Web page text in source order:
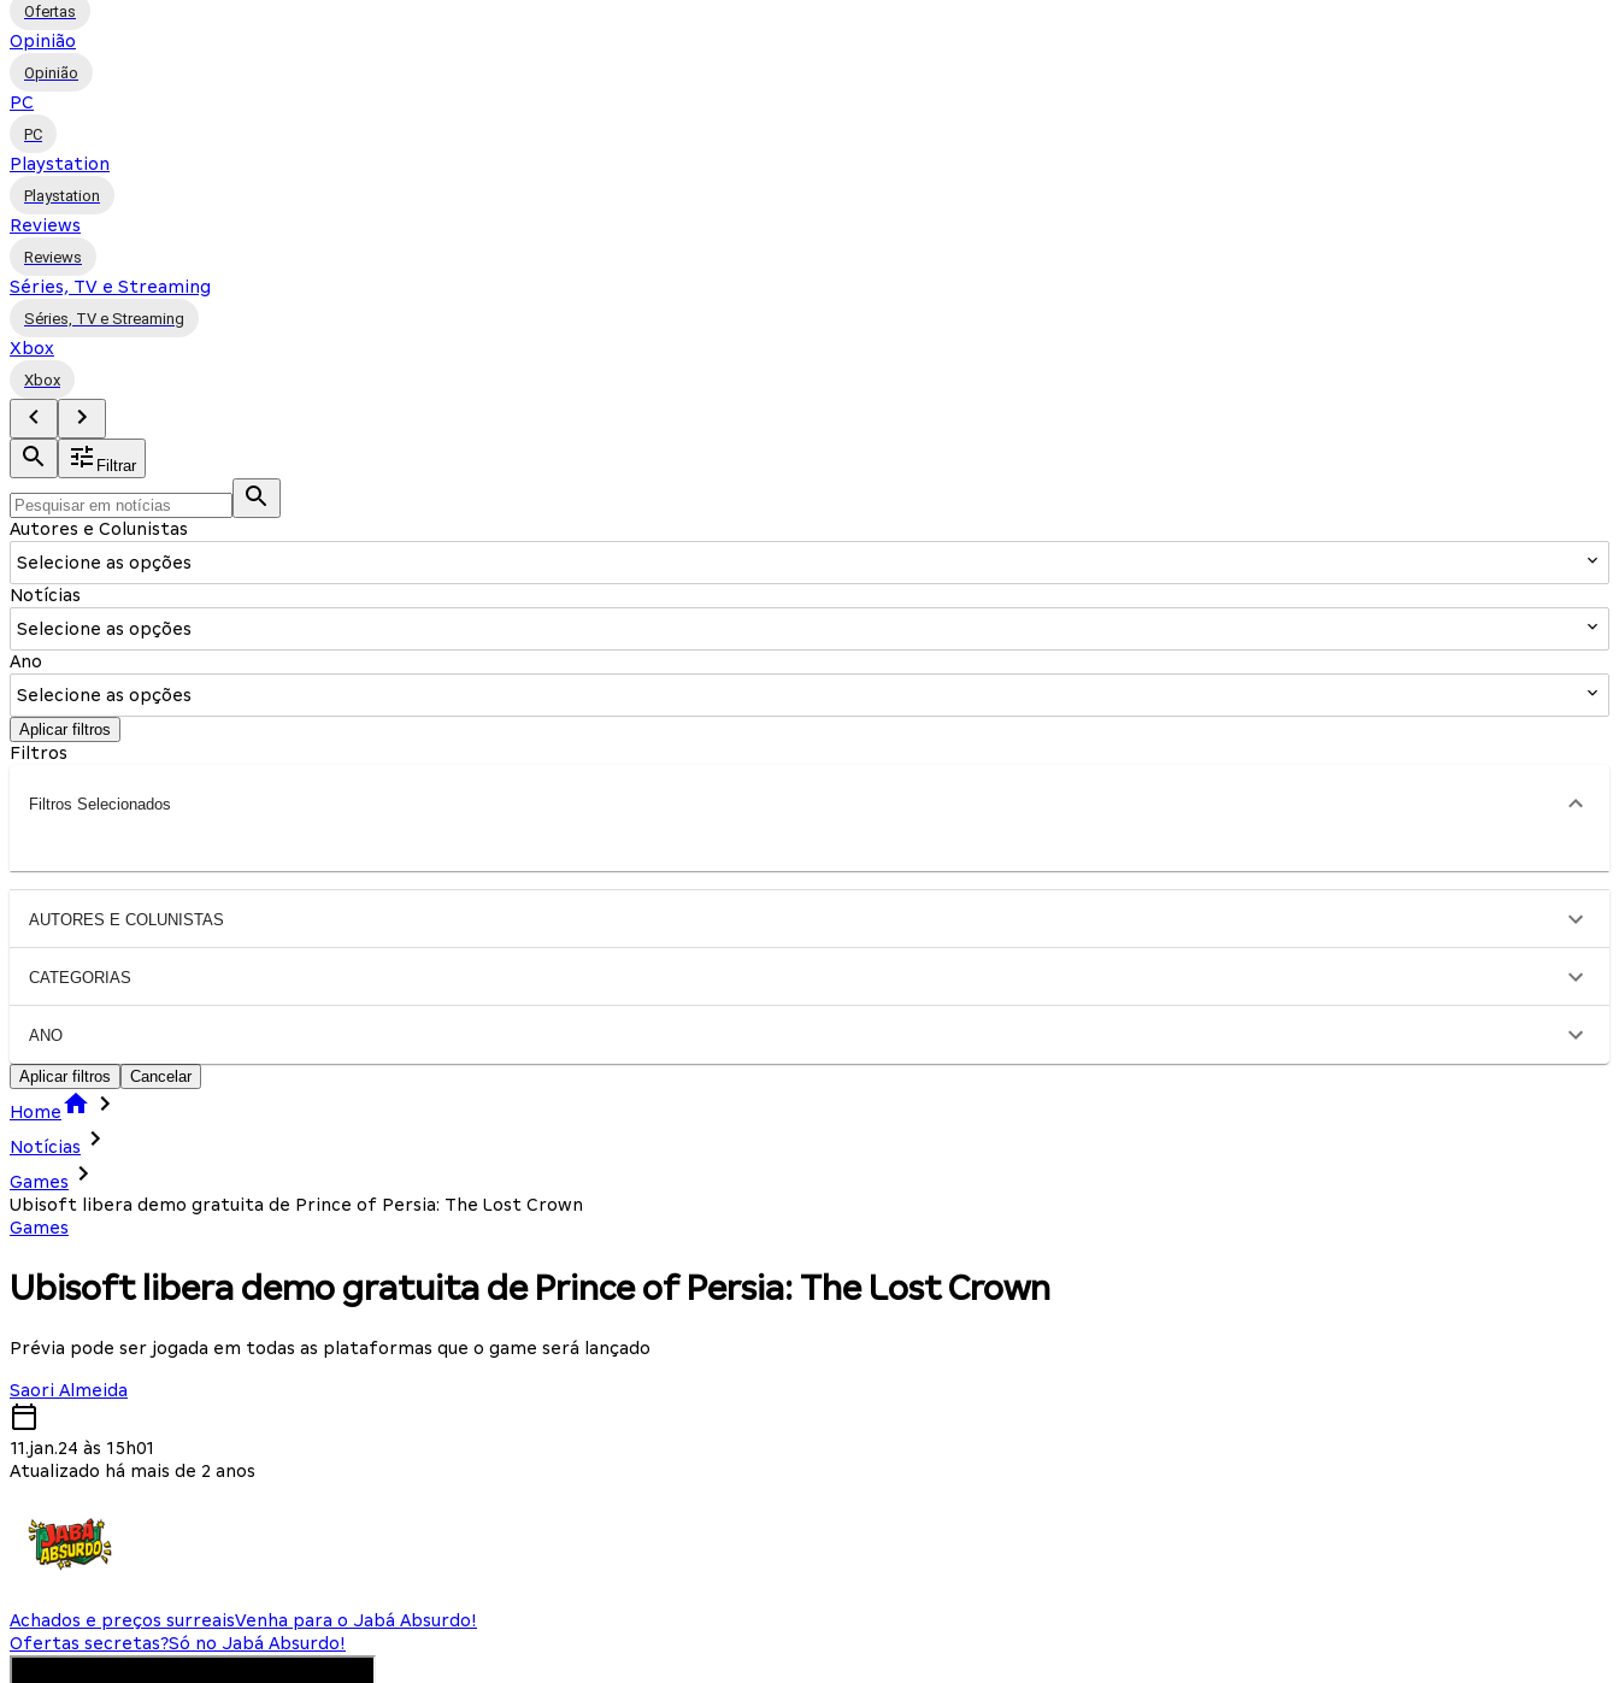
Ofertas
Opinião
Opinião
PC
PC
Playstation
Playstation
Reviews
Reviews
Séries, TV e Streaming
Séries, TV e Streaming
Xbox
Xbox
Filtrar
Autores e Colunistas
Selecione as opções
Notícias
Selecione as opções
Ano
Selecione as opções
Aplicar filtros
Filtros
Filtros Selecionados
AUTORES E COLUNISTAS
CATEGORIAS
ANO
Aplicar filtros Cancelar
Home
Notícias
Games
Ubisoft libera demo gratuita de Prince of Persia: The Lost Crown
Games
Ubisoft libera demo gratuita de Prince of Persia: The Lost Crown
Prévia pode ser jogada em todas as plataformas que o game será lançado
Saori Almeida
11.jan.24 às 15h01
Atualizado há mais de 2 anos
Achados e preços surreaisVenha para o Jabá Absurdo!
Ofertas secretas?Só no Jabá Absurdo!